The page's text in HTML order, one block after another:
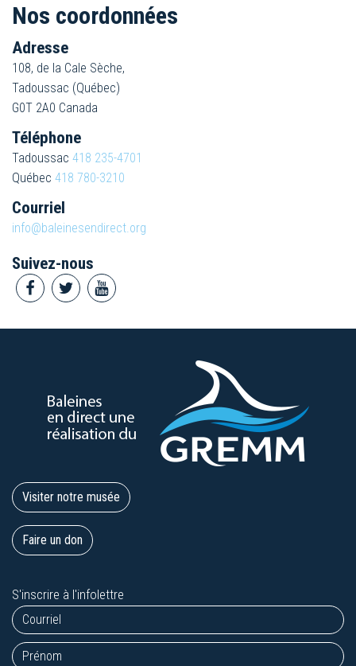
Nos coordonnées
Adresse
108, de la Cale Sèche,
Tadoussac (Québec)
G0T 2A0 Canada
Téléphone
Tadoussac 418 235-4701
Québec 418 780-3210
Courriel
info@baleinesendirect.org
Suivez-nous
Visiter notre musée
Faire un don
S'inscrire à l'infolettre